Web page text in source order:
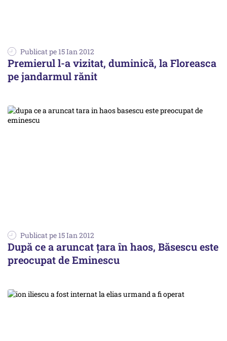
Publicat pe 15 Ian 2012
Premierul l-a vizitat, duminică, la Floreasca
pe jandarmul rănit
Publicat pe 15 Ian 2012
După ce a aruncat țara în haos, Băsescu este
preocupat de Eminescu